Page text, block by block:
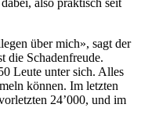
also praktisch seit
über mich», sagt der
die Schadenfreude.
Leute unter sich. Alles
können. Im letzten
24’000, und im